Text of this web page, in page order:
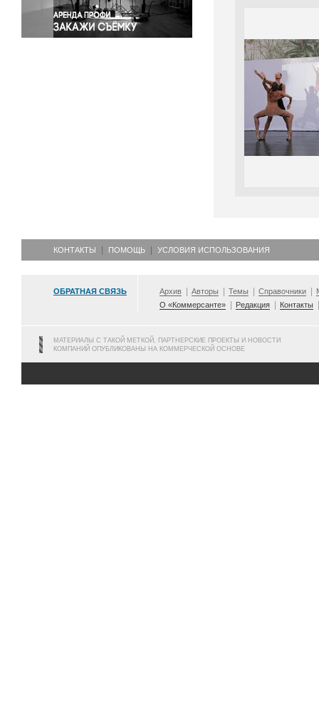
Экономика и бизнес
КОНТАКТЫ ПОМОЩЬ УСЛОВИЯ ИСПОЛЬЗОВАНИЯ
ОБРАТНАЯ СВЯЗЬ Архив Авторы Темы Справочники
О «Коммерсанте»
Редакция Контакты
МАТЕРИАЛЫ С ТАКОЙ МЕТКОЙ, ПАРТНЕРСКИЕ ПРОЕКТЫ И НОВОСТИ
КОМПАНИЙ ОПУБЛИКОВАНЫ НА КОММЕРЧЕСКОЙ ОСНОВЕ